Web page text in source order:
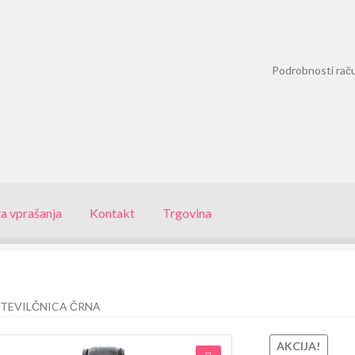
Podrobnosti
vprašanja Kontakt Trgovina
ČRNA
AKCIJA!